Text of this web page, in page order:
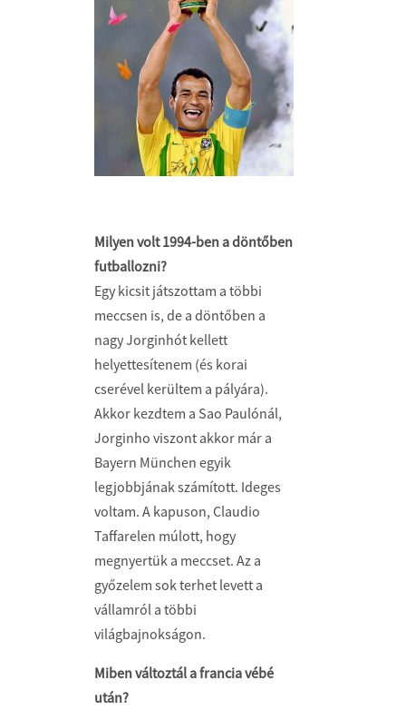
Milyen volt 1994-ben a döntőben
futballozni?
Egy kicsit játszottam a többi
meccsen is, de a döntőben a
nagy Jorginhót kellett
helyettesítenem (és korai
cserével kerültem a pályára).
Akkor kezdtem a Sao Paulónál,
Jorginho viszont akkor már a
Bayern München egyik
legjobbjának számított. Ideges
voltam. A kapuson, Claudio
Taffarelen múlott, hogy
megnyertük a meccset. Az a
győzelem sok terhet levett a
vállamról a többi
világbajnokságon.
Miben változtál a francia vébé
után?